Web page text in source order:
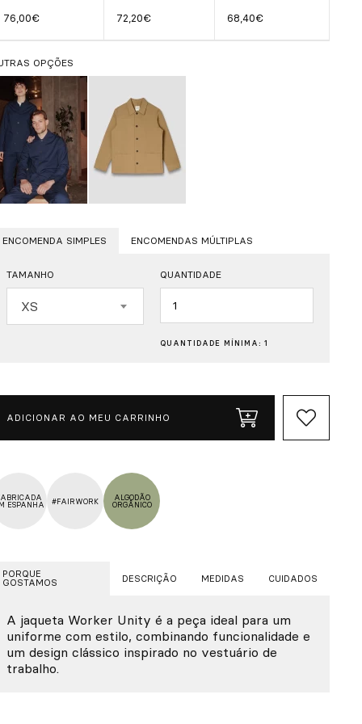
76,00€ 72,20€ 68,40€
OPÇÕES
ENCOMENDA SIMPLES ENCOMENDAS MÚLTIPLAS
TAMANHO
XS
QUANTIDADE
QUANTIDADE MÍNIMA: 1
ADICIONAR AO MEU CARRINHO
ESPANHA
#FAIRWORK
ALGODÃO
ORGÂNICO
PORQUE
GOSTAMOS DESCRIÇÃO MEDIDAS CUIDADOS
A jaqueta Worker Unity é a peça ideal para um
uniforme com estilo, combinando funcionalidade e
um design clássico inspirado no vestuário de
trabalho.